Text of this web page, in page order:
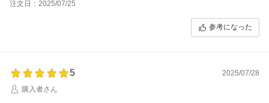
注文日：2025/07/25
参考になった
5
2025/07/28
購入者さん